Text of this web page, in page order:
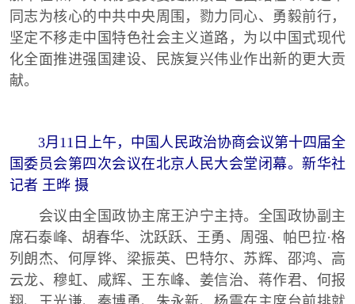
同志为核心的中共中央周围，勠力同心、勇毅前行，
坚定不移走中国特色社会主义道路，为以中国式现代
化全面推进强国建设、民族复兴伟业作出新的更大贡
献。
3月11日上午，中国人民政治协商会议第十四届全
国委员会第四次会议在北京人民大会堂闭幕。新华社
记者 王晔 摄
会议由全国政协主席王沪宁主持。全国政协副主
席石泰峰、胡春华、沈跃跃、王勇、周强、帕巴拉·格
列朗杰、何厚铧、梁振英、巴特尔、苏辉、邵鸿、高
云龙、穆虹、咸辉、王东峰、姜信治、蒋作君、何报